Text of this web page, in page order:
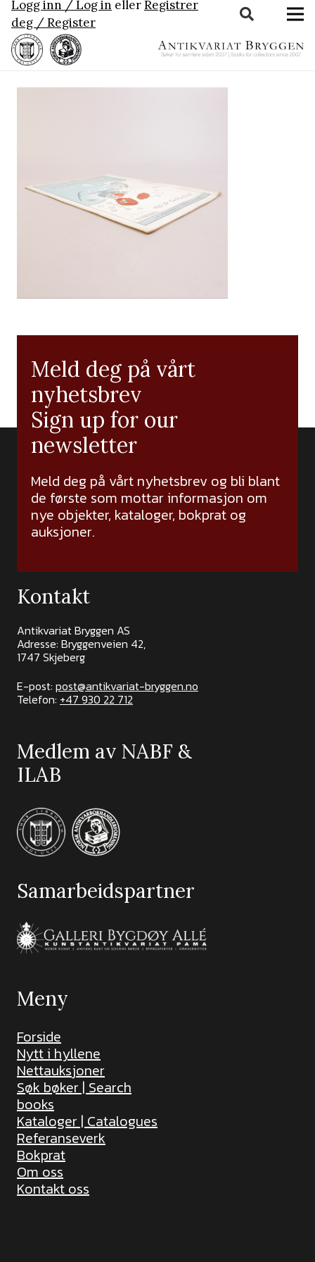
Logg inn / Log in ellerRegistrer
deg / Register
Meld deg på vårt
nyhetsbrev
Sign up for our
newsletter
Meld deg på vårt nyhetsbrev og bli blant
de første som mottar informasjon om
nye objekter, kataloger, bokprat og
auksjoner.
Kontakt
Antikvariat Bryggen AS
Adresse: Bryggenveien 42,
1747 Skjeberg
E-post: post@antikvariat-bryggen.no
Telefon: +47 930 22 712
Medlem av NABF &
ILAB
Samarbeidspartner
Meny
Forside
Nytt i hyllene
Nettauksjoner
Søk bøker | Search
books
Kataloger | Catalogues
Referanseverk
Bokprat
Om oss
Kontakt oss